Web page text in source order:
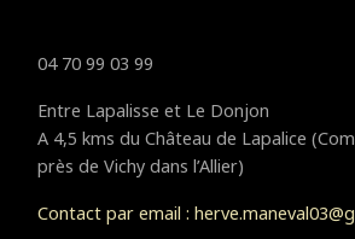
04 70 99 03 99
Entre Lapalisse et Le Donjon
A 4,5 kms du Château de Lapalice
près de Vichy dans l’Allier)
Contact par email :